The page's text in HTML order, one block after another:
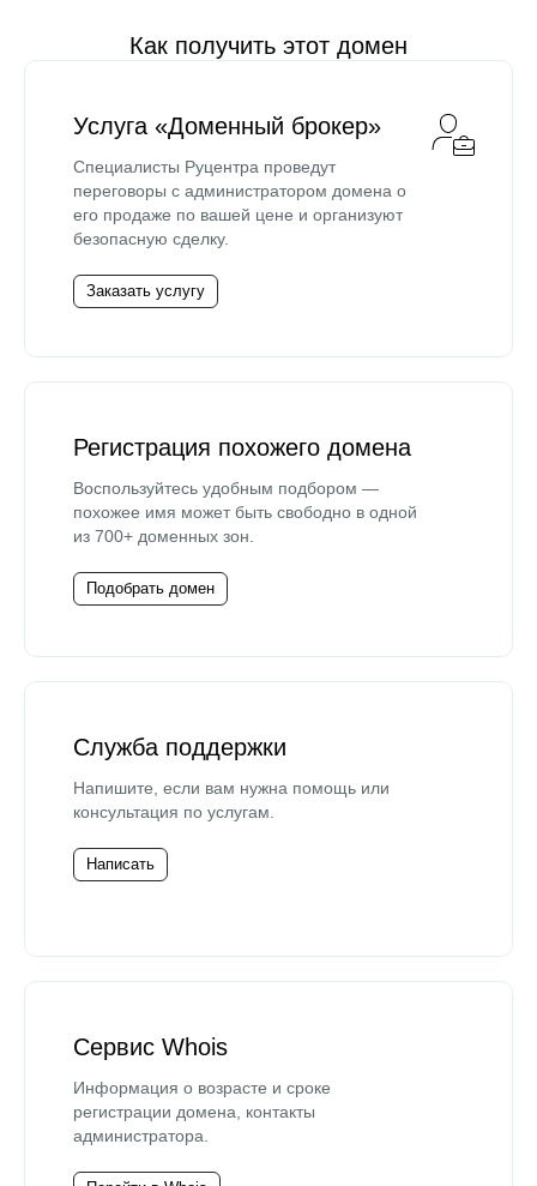
Как получить этот домен
Услуга «Доменный брокер»
Специалисты Руцентра проведут
переговоры с администратором домена о
его продаже по вашей цене и организуют
безопасную сделку.
Заказать услугу
Регистрация похожего домена
Воспользуйтесь удобным подбором —
похожее имя может быть свободно в одной
из 700+ доменных зон.
Подобрать домен
Служба поддержки
Напишите, если вам нужна помощь или
консультация по услугам.
Написать
Сервис Whois
Информация о возрасте и сроке
регистрации домена, контакты
администратора.